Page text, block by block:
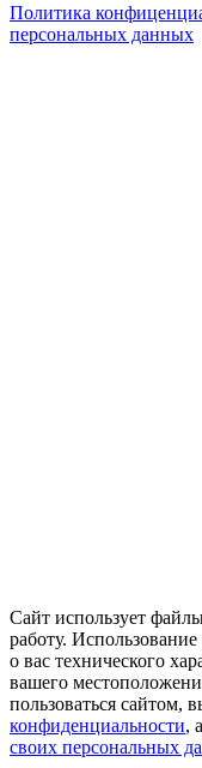
Политика
персональных данных
Сайт использует
работу.
о вас технического
вашего
пользоваться сайтом,
конфиденциальности,
своих персональных